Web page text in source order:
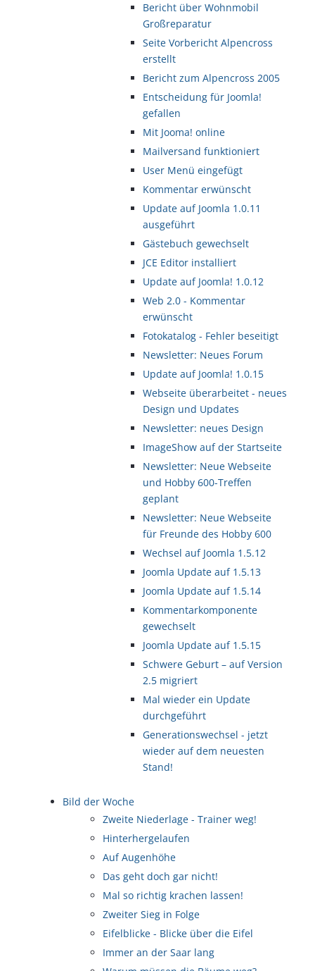
Bericht über Wohnmobil
Großreparatur
Seite Vorbericht Alpencross
erstellt
Bericht zum Alpencross 2005
Entscheidung für Joomla!
gefallen
Mit Jooma! online
Mailversand funktioniert
User Menü eingefügt
Kommentar erwünscht
Update auf Joomla 1.0.11
ausgeführt
Gästebuch gewechselt
JCE Editor installiert
Update auf Joomla! 1.0.12
Web 2.0 - Kommentar
erwünscht
Fotokatalog - Fehler beseitigt
Newsletter: Neues Forum
Update auf Joomla! 1.0.15
Webseite überarbeitet - neues
Design und Updates
Newsletter: neues Design
ImageShow auf der Startseite
Newsletter: Neue Webseite
und Hobby 600-Treffen
geplant
Newsletter: Neue Webseite
für Freunde des Hobby 600
Wechsel auf Joomla 1.5.12
Joomla Update auf 1.5.13
Joomla Update auf 1.5.14
Kommentarkomponente
gewechselt
Joomla Update auf 1.5.15
Schwere Geburt – auf Version
2.5 migriert
Mal wieder ein Update
durchgeführt
Generationswechsel - jetzt
wieder auf dem neuesten
Stand!
Bild der Woche
Zweite Niederlage - Trainer weg!
Hinterhergelaufen
Auf Augenhöhe
Das geht doch gar nicht!
Mal so richtig krachen lassen!
Zweiter Sieg in Folge
Eifelblicke - Blicke über die Eifel
Immer an der Saar lang